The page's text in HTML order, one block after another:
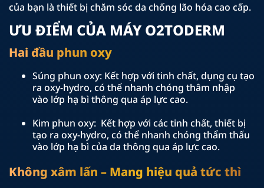
của bạn là thiết bị chăm sóc da chống lão hóa cao cấp.
ƯU ĐIỂM CỦA MÁY O2TODERM
Hai đầu phun oxy
Súng phun oxy: Kết hợp với tinh chất, dụng cụ tạo
ra oxy-hydro, có thể nhanh chóng thâm nhập
vào lớp hạ bì thông qua áp lực cao.
Kim phun oxy: Kết hợp với các tinh chất, thiết bị
tạo ra oxy-hydro, có thể nhanh chóng thẩm thấu
vào lớp hạ bì của da thông qua áp lực cao.
Không xâm lấn – Mang hiệu quả tức thì